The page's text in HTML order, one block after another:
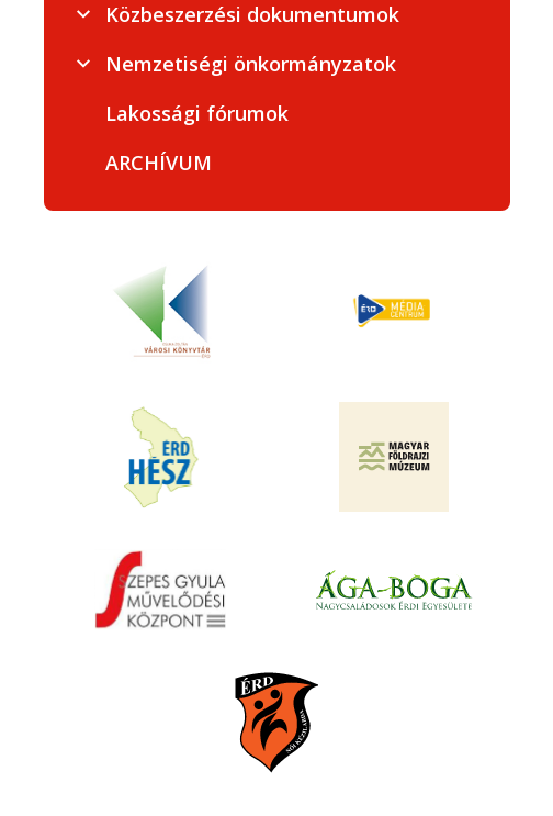
Közbeszerzési dokumentumok
Nemzetiségi önkormányzatok
Lakossági fórumok
ARCHÍVUM